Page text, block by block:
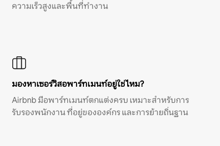
ความเร็วสูงและพื้นที่ทำงาน
มองหาเซอร์วิสอพาร์ทเมนท์อยู่ใช่ไหม?
Airbnb มีอพาร์ทเมนท์ตกแต่งครบ เหมาะสำหรับการ
รับรองพนักงาน ที่อยู่ขององค์กร และการย้ายถิ่นฐาน